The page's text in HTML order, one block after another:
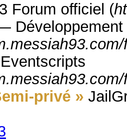
Forum officiel (
privé »